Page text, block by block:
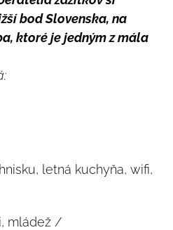
bod Slovenska, na
ktoré je jedným z mála
letná kuchyňa, wifi,
mládež /